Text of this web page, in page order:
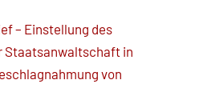
– Einstellung des
Staatsanwaltschaft in
von